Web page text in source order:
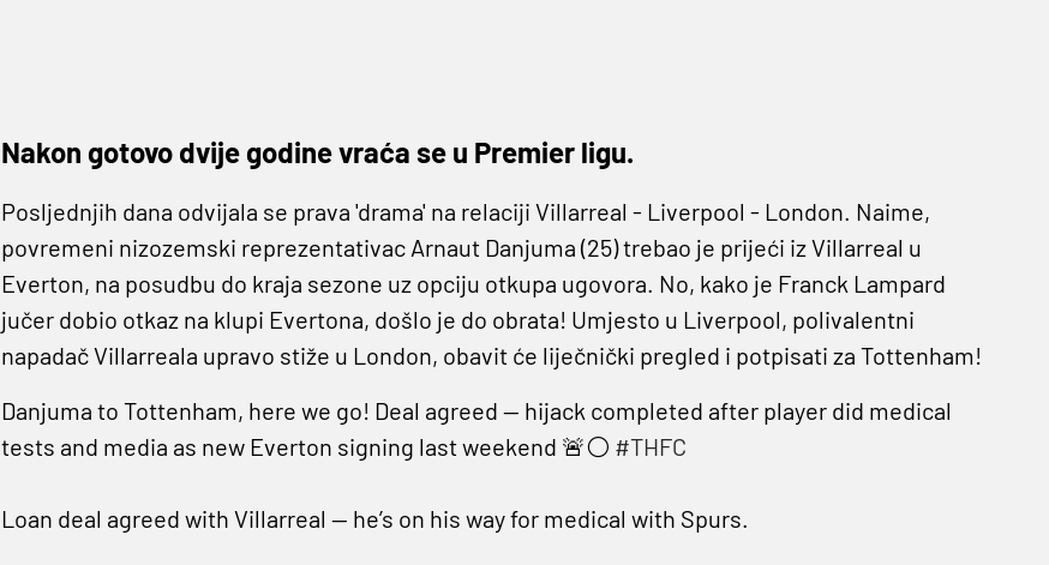
Nakon gotovo dvije godine vraća se u Premier ligu.
Posljednjih dana odvijala se prava 'drama' na relaciji Villarreal - Liverpool - London. Naime,
povremeni nizozemski reprezentativac Arnaut Danjuma (25) trebao je prijeći iz Villarreal u
Everton, na posudbu do kraja sezone uz opciju otkupa ugovora. No, kako je Franck Lampard
jučer dobio otkaz na klupi Evertona, došlo je do obrata! Umjesto u Liverpool, polivalentni
napadač Villarreala upravo stiže u London, obavit će liječnički pregled i potpisati za Tottenham!
Danjuma to Tottenham, here we go! Deal agreed — hijack completed after player did medical
tests and media as new Everton signing last weekend 🚨⚪️ #THFC
Loan deal agreed with Villarreal — he’s on his way for medical with Spurs.